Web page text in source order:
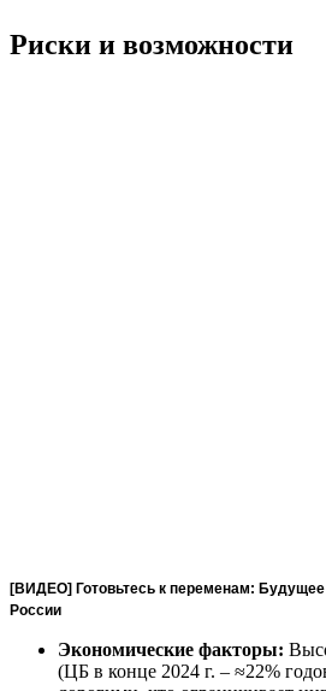
Риски и возможности
[ВИДЕО] Готовьтесь к переменам:
России
Экономические факторы:
(ЦБ в конце 2024 г. – ≈22%